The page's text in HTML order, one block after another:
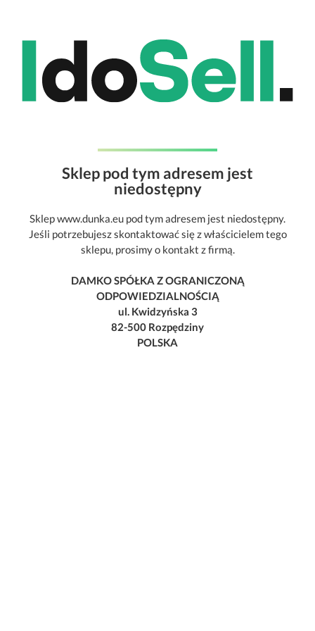
Sklep pod tym adresem jest
niedostępny
Sklep www.dunka.eu pod tym adresem jest niedostępny.
Jeśli potrzebujesz skontaktować się z właścicielem tego
sklepu, prosimy o kontakt z firmą.
DAMKO SPÓŁKA Z OGRANICZONĄ
ODPOWIEDZIALNOŚCIĄ
ul. Kwidzyńska 3
82-500 Rozpędziny
POLSKA